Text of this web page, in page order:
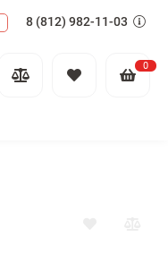
8 (812) 982-11-03
0